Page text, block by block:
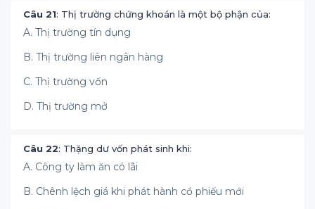
Câu 21: Thị trường chứng khoán là một bộ phận của:
A. Thị trường tín dụng
B. Thị trường liên ngân hàng
C. Thị trường vốn
D. Thị trường mở
Câu 22: Thặng dư vốn phát sinh khi:
A. Công ty làm ăn có lãi
B. Chênh lệch giá khi phát hành cổ phiếu mới